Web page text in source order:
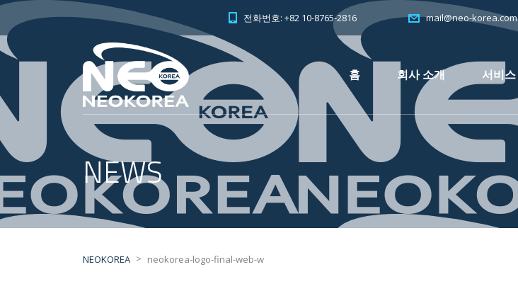
전화번호: +82 10-8765-2816 mail@neo-korea.com
홈 회사 소개 서비스
NEWS
NEOKOREA > neokorea-logo-final-web-w